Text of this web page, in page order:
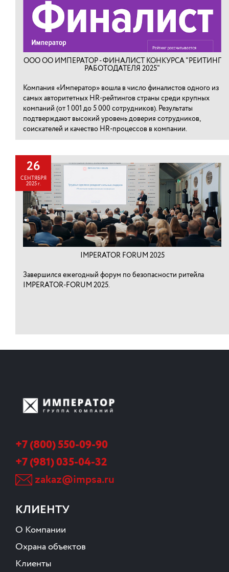
ООО ОО ИМПЕРАТОР - ФИНАЛИСТ КОНКУРСА "РЕЙТИНГ
РАБОТОДАТЕЛЯ 2025"
Компания «Император» вошла в число финалистов одного из
самых авторитетных HR-рейтингов страны среди крупных
компаний (от 1 001 до 5 000 сотрудников). Результаты
подтверждают высокий уровень доверия сотрудников,
соискателей и качество HR-процессов в компании.
26
СЕНТЯБРЯ
2025 г.
IMPERATOR FORUM 2025
Завершился ежегодный форум по безопасности ритейла
IMPERATOR-FORUM 2025.
+7 (800) 550-09-90
+7 (981) 035-04-32
zakaz@impsa.ru
КЛИЕНТУ
О Компании
Охрана объектов
Клиенты